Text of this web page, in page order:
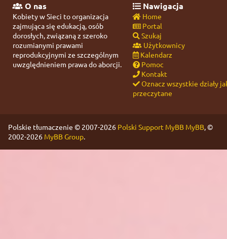
O nas
Kobiety w Sieci to organizacja
zajmująca się edukacją, osób
dorosłych, związaną z szeroko
rozumianymi prawami
reprodukcyjnymi ze szczególnym
uwzględnieniem prawa do aborcji.
Nawigacja
Home
Portal
Szukaj
Użytkownicy
Kalendarz
Pomoc
Kontakt
Oznacz wszystkie działy
przeczytane
Polskie tłumaczenie © 2007-2026 Polski Support MyBB MyBB, ©
2002-2026 MyBB Group.